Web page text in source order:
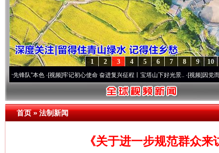
10
9
8
7
6
5
4
3
2
1
”本色·[视频]牢记初心使命 奋进复兴征程丨宝塔山下好光景..·[视频]因党而生 为党
首页»法制新闻
《关于进一步规范群众